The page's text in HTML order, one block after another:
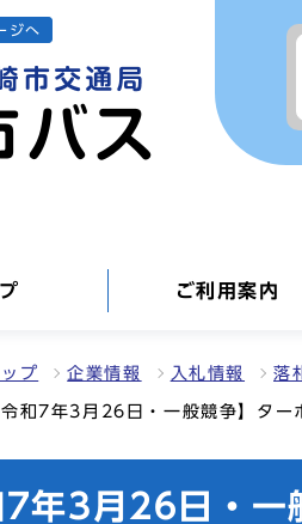
ジへ
ご利用案内
ップ 企業情報 入札情報 落
令和7年3月26日・一般競争】ター
7年3月26日・一